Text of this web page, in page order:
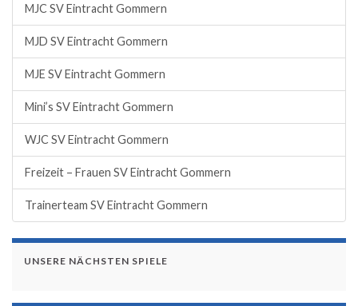
MJC SV Eintracht Gommern
MJD SV Eintracht Gommern
MJE SV Eintracht Gommern
Mini’s SV Eintracht Gommern
WJC SV Eintracht Gommern
Freizeit – Frauen SV Eintracht Gommern
Trainerteam SV Eintracht Gommern
UNSERE NÄCHSTEN SPIELE